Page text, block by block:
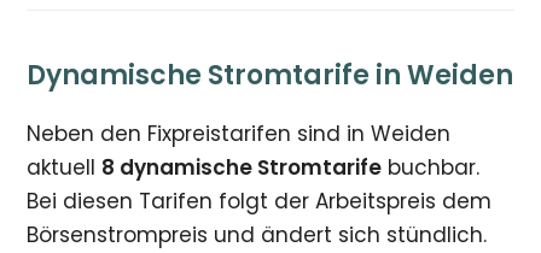
Dynamische Stromtarife in Weiden
Neben den Fixpreistarifen sind in Weiden
aktuell 8 dynamische Stromtarife buchbar.
Bei diesen Tarifen folgt der Arbeitspreis dem
Börsenstrompreis und ändert sich stündlich.